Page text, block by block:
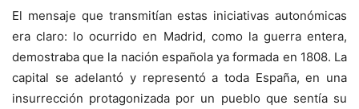
El mensaje que transmitían estas iniciativas autonómicas
era claro: lo ocurrido en Madrid, como la guerra entera,
demostraba que la nación española ya formada en 1808. La
capital se adelantó y representó a toda España, en una
insurrección protagonizada por un pueblo que sentía su